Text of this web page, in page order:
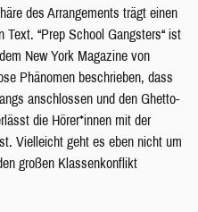
des Arrangements trägt einen
“Prep School Gangsters“ ist
New York Magazine von
Phänomen beschrieben, dass
anschlossen und den Ghetto-
die Hörer*innen mit der
Vielleicht geht es eben nicht um
großen Klassenkonflikt